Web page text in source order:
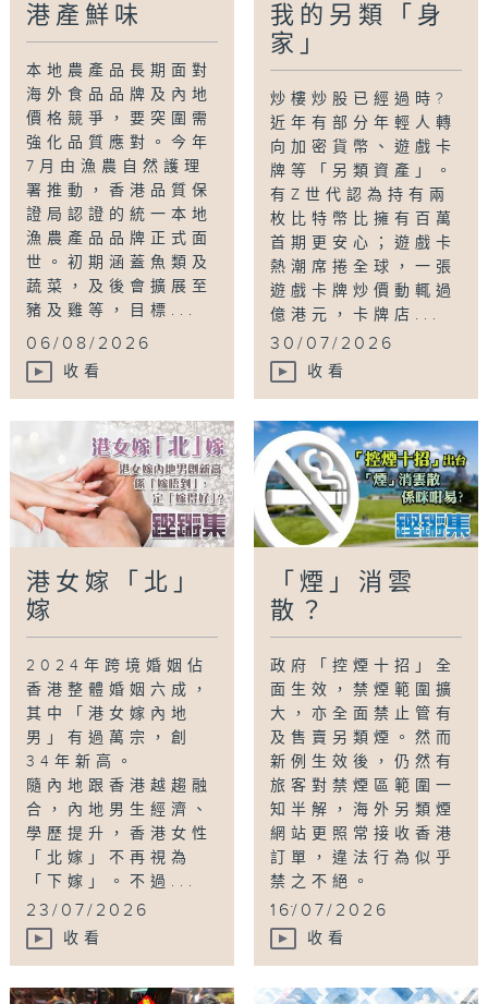
港產鮮味
本地農產品長期面對
海外食品品牌及內地
價格競爭，要突圍需
強化品質應對。今年
7月由漁農自然護理
署推動，香港品質保
證局認證的統一本地
漁農產品品牌正式面
世。初期涵蓋魚類及
蔬菜，及後會擴展至
豬及雞等，目標...
06/08/2026
收看
我的另類「身
家」
炒樓炒股已經過時?
近年有部分年輕人轉
向加密貨幣、遊戲卡
牌等「另類資產」。
有Z世代認為持有兩
枚比特幣比擁有百萬
首期更安心；遊戲卡
熱潮席捲全球，一張
遊戲卡牌炒價動輒過
億港元，卡牌店...
30/07/2026
收看
港女嫁「北」
嫁
2024年跨境婚姻佔
香港整體婚姻六成，
其中「港女嫁內地
男」有過萬宗，創
34年新高。
隨內地跟香港越趨融
合，內地男生經濟、
學歷提升，香港女性
「北嫁」不再視為
「下嫁」。不過...
23/07/2026
收看
「煙」消雲
散？
政府「控煙十招」全
面生效，禁煙範圍擴
大，亦全面禁止管有
及售賣另類煙。然而
新例生效後，仍然有
旅客對禁煙區範圍一
知半解，海外另類煙
網站更照常接收香港
訂單，違法行為似乎
禁之不絕。
...
16/07/2026
收看